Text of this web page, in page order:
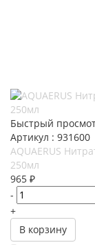
Быстрый
Артикул : 931600
AQUAERUS
250мл
965 ₽
-
+
В корзину